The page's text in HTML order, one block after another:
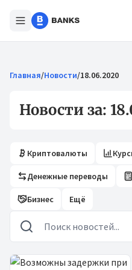
Главная/Новости/18.06.2020
Новости за:
Криптовалюты
Денежные переводы
Бизнес Ещё
Новости